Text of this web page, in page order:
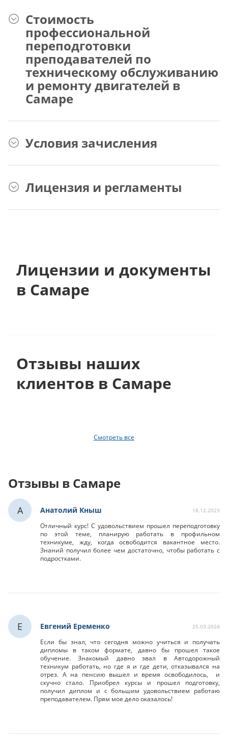
Стоимость
профессиональной
переподготовки
преподавателей по
техническому обслуживанию
и ремонту двигателей в
Самаре
Условия зачисления
Лицензия и регламенты
Лицензии и документы
в Самаре
Отзывы наших
клиентов в Самаре
Смотреть все
Отзывы в Самаре
А Анатолий Кныш 18.12.2023
Отличный курс! С удовольствием прошел переподготовку
по этой теме, планирую работать в профильном
техникуме, жду, когда освободится вакантное место.
Знаний получил более чем достаточно, чтобы работать с
подростками.
Е Евгений Еременко 25.03.2024
Если бы знал, что сегодня можно учиться и получать
дипломы в таком формате, давно бы прошел такое
обучение. Знакомый давно звал в Автодорожный
техникум работать, но где я и где дети, отказывался на
отрез. А на пенсию вышел и время освободилось, и
скучно стало. Приобрел курсы и прошел подготовку,
получил диплом и с большим удовольствием работаю
преподавателем. Прям мое дело оказалось!